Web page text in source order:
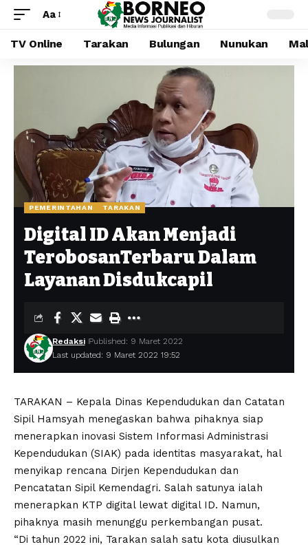
Aa
TV Online Tarakan Bulungan Nunukan
PEMERINTAHAN TARAKAN
Digital ID Akan Menjadi
TerobosanTerbaru Dalam
Layanan Disdukcapil
Last updated: 9 Maret 2022 19:52
Redaksi Published: 9 Maret 2022
TARAKAN – Kepala Dinas Kependudukan dan Catatan
Sipil Hamsyah menegaskan bahwa pihaknya siap
menerapkan inovasi Sistem Informasi Administrasi
Kependudukan (SIAK) pada identitas masyarakat, hal
menyikap rencana Dirjen Kependudukan dan
Pencatatan Sipil Kemendagri. Salah satunya ialah
menerapkan KTP digital lewat digital ID. Namun,
pihaknya masih menunggu perkembangan pusat.
“Di tahun 2022 ini, Tarakan salah satu kota diusulkan